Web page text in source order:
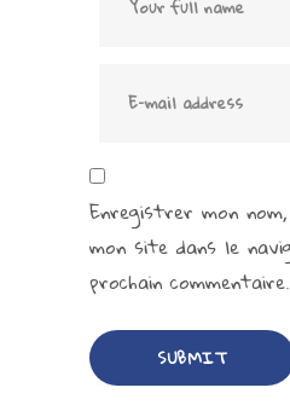
Enregistrer mon
mon site dans le
prochain commentaire.